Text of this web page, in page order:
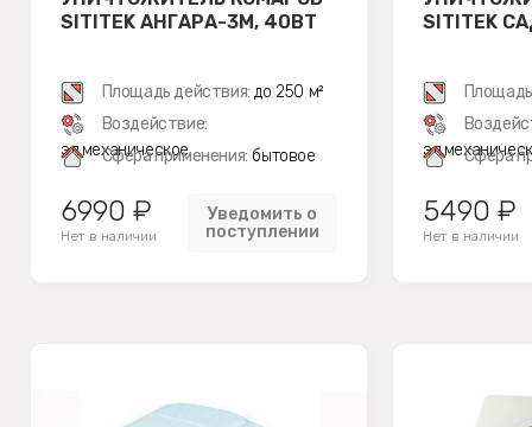
SITITEK АНГАРА-3М, 40ВТ
Площадь действия: до 250 м²
Воздействие:
эл.механическое
Сфера применения: бытовое
6990 ₽
Нет в наличии
Уведомить о
поступлении
SITITEK
Сфера
5490 ₽
Нет в наличии